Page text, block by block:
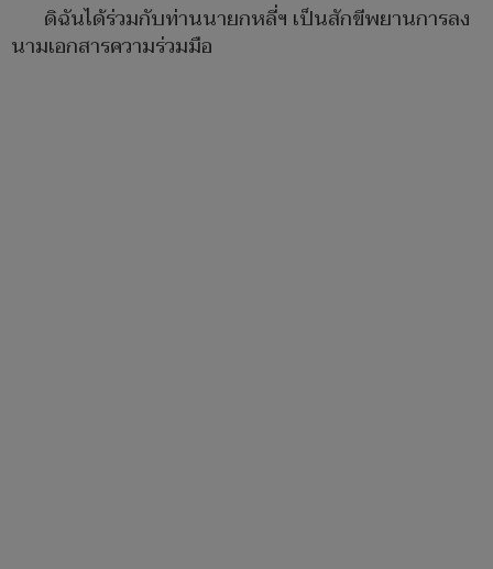
ดิฉันได้ร่วมกับท่านนายกหลี่ฯ เป็นสักขีพยานการลง
นามเอกสารความร่วมมือ